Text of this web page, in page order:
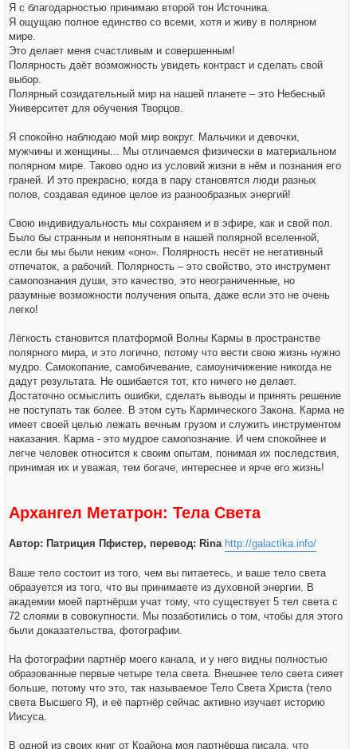
Я с благодарностью принимаю второй тон Источника.
Я ощущаю полное единство со всеми, хотя и живу в полярном
мире.
Это делает меня счастливым и совершенным!
Полярность даёт возможность увидеть контраст и сделать свой
выбор.
Полярный созидательный мир на нашей планете – это Небесный
Университет для обучения Творцов.
Я спокойно наблюдаю мой мир вокруг. Мальчики и девочки,
мужчины и женщины... Мы отличаемся физически в материальном
полярном мире. Таково одно из условий жизни в нём и познания его
граней. И это прекрасно, когда в пару становятся люди разных
полов, создавая единое целое из разнообразных энергий!
Свою индивидуальность мы сохраняем и в эфире, как и свой пол.
Было бы странным и непонятным в нашей полярной вселенной,
если бы мы были неким «оно». Полярность несёт не негативный
отпечаток, а рабочий. Полярность – это свойство, это инструмент
самопознания души, это качество, это неограниченные, но
разумные возможности получения опыта, даже если это не очень
легко!
Лёгкость становится платформой Волны Кармы в пространстве
полярного мира, и это логично, потому что вести свою жизнь нужно
мудро. Самокопание, самобичевание, самоуничижение никогда не
дадут результата. Не ошибается тот, кто ничего не делает.
Достаточно осмыслить ошибки, сделать выводы и принять решение
не поступать так более. В этом суть Кармического Закона. Карма не
имеет своей целью лежать вечным грузом и служить инструментом
наказания. Карма - это мудрое самопознание. И чем спокойнее и
легче человек относится к своим опытам, понимая их последствия,
принимая их и уважая, тем богаче, интереснее и ярче его жизнь!
Архангел Метатрон: Тела Света
Автор: Патриция Пфистер, перевод: Rina http://galactika.info/
Ваше тело состоит из того, чем вы питаетесь, и ваше тело света
образуется из того, что вы принимаете из духовной энергии. В
академии моей партнёрши учат тому, что существует 5 тел света с
72 слоями в совокупности. Мы позаботились о том, чтобы для этого
были доказательства, фотографии.
На фотографии партнёр моего канала, и у него видны полностью
образованные первые четыре тела света. Внешнее тело света сияет
больше, потому что это, так называемое Тело Света Христа (тело
света Высшего Я), и её партнёр сейчас активно изучает историю
Иисуса.
В одной из своих книг от Крайона моя партнёрша писала, что